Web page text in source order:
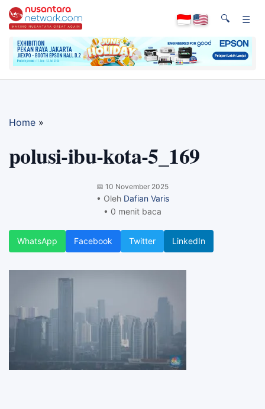
🔍 ☰
Home »
polusi-ibu-kota-5_169
📅 10 November 2025
• Oleh Dafian Varis
• 0 menit baca
WhatsApp Facebook Twitter LinkedIn